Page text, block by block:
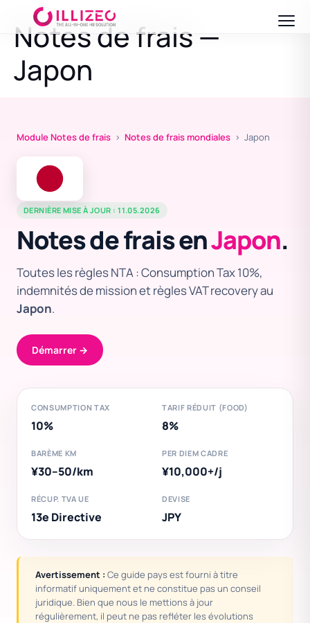
Notes de frais —
Japon
Module Notes de frais › Notes de frais mondiales › Japon
DERNIÈRE MISE À JOUR : 11.05.2026
Notes de frais enJapon.
Toutes les règles NTA : Consumption Tax 10%,
indemnités de mission et règles VAT recovery au
Japon.
Démarrer →
CONSUMPTION TAX
10%
TARIF RÉDUIT (FOOD)
8%
BARÈME KM
¥30–50/km
PER DIEM CADRE
¥10,000+/j
RÉCUP. TVA UE
13e Directive
DEVISE
JPY
Avertissement : Ce guide pays est fourni à titre
informatif uniquement et ne constitue pas un conseil
juridique. Bien que nous le mettions à jour
régulièrement, il peut ne pas refléter les évolutions